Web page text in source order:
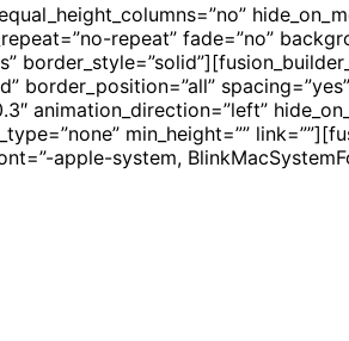
repeat” fade=”no”
border_position=”all”
animation_direction=”left”
min_height=””
apple-system,